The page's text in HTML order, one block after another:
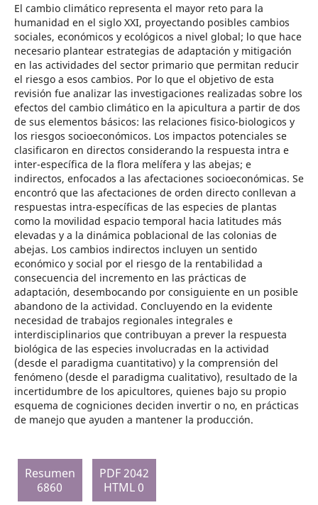
El cambio climático representa el mayor reto para la
humanidad en el siglo XXI, proyectando posibles cambios
sociales, económicos y ecológicos a nivel global; lo que hace
necesario plantear estrategias de adaptación y mitigación
en las actividades del sector primario que permitan reducir
el riesgo a esos cambios. Por lo que el objetivo de esta
revisión fue analizar las investigaciones realizadas sobre los
efectos del cambio climático en la apicultura a partir de dos
de sus elementos básicos: las relaciones fisico-biologicos y
los riesgos socioeconómicos. Los impactos potenciales se
clasificaron en directos considerando la respuesta intra e
inter-específica de la flora melífera y las abejas; e
indirectos, enfocados a las afectaciones socioeconómicas. Se
encontró que las afectaciones de orden directo conllevan a
respuestas intra-específicas de las especies de plantas
como la movilidad espacio temporal hacia latitudes más
elevadas y a la dinámica poblacional de las colonias de
abejas. Los cambios indirectos incluyen un sentido
económico y social por el riesgo de la rentabilidad a
consecuencia del incremento en las prácticas de
adaptación, desembocando por consiguiente en un posible
abandono de la actividad. Concluyendo en la evidente
necesidad de trabajos regionales integrales e
interdisciplinarios que contribuyan a prever la respuesta
biológica de las especies involucradas en la actividad
(desde el paradigma cuantitativo) y la comprensión del
fenómeno (desde el paradigma cualitativo), resultado de la
incertidumbre de los apicultores, quienes bajo su propio
esquema de cogniciones deciden invertir o no, en prácticas
de manejo que ayuden a mantener la producción.
Resumen
6860
PDF 2042
HTML 0